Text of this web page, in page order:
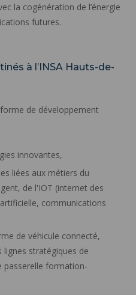
la cogénération de l’énergie
futures.
à l’INSA Hauts-de-
de développement
innovantes,
liées aux métiers du
de l'IOT (internet des
communications
de véhicule connecté,
lignes stratégiques de
passerelle formation-